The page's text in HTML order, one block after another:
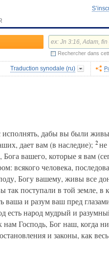
Rechercher dans
Traduction synodale (ru)
исполнять, дабы вы были
дает вам (в наследие); 2не
вашего, которые я вам
всякого человека,
Богу вашему, живы все
так поступали в той земле, в
ваша и разум ваш пред
есть народ мудрый и
Господь, Бог наш, когда
и законы, как весь